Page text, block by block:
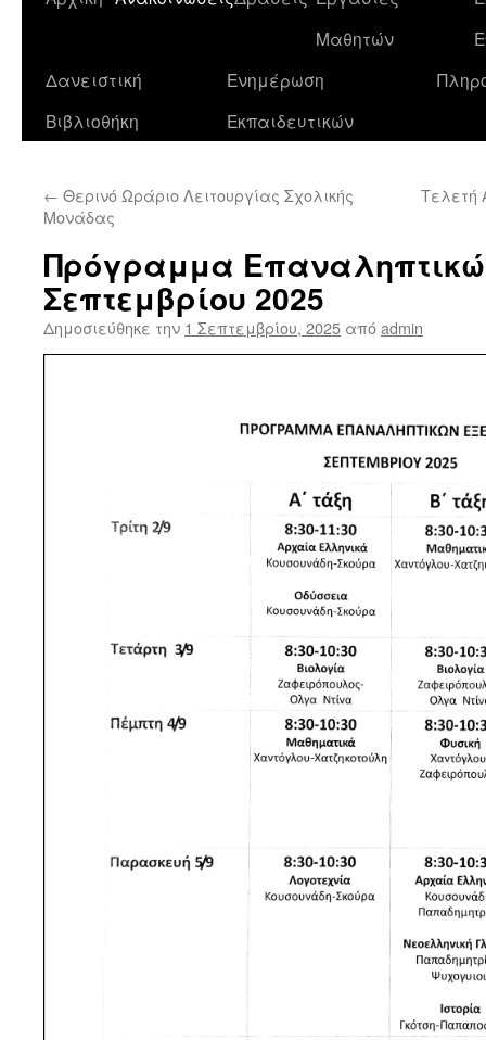
περιεχόμενο
Μαθητών
Δανειστική
Βιβλιοθήκη
Ενημέρωση
Εκπαιδευτικών
← Θερινό Ωράριο Λειτουργίας Σχολικής
Μονάδας
Τελετή
Πρόγραμμα
Σεπτεμβρίου 2025
Δημοσιεύθηκε την 1 Σεπτεμβρίου, 2025 απόadmin